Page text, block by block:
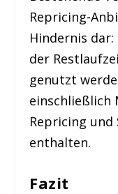
Repricing-
Hindernis
der
genutzt
einschließlich
Repricing
enthalten.
Fazit